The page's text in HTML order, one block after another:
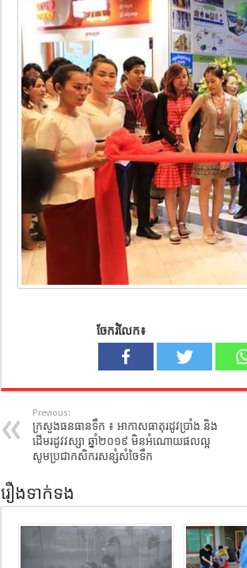
ចែករំលែក៖
Previous:
ក្រសួងធនធានទឹក ៖ អាកាសធាតុរដូវប្រាំង និង
ដើមរដូវវស្សា ឆ្នាំ២០១៩ មិនអំណោយផលល្អ
សូមប្រជាកសិករសន្សំសំចៃទឹក
រឿងទាក់ទង